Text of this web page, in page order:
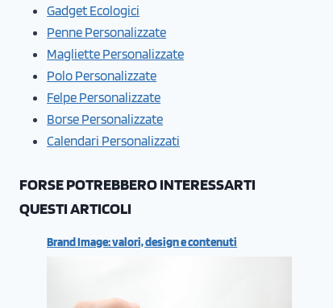
Gadget Ecologici
Penne Personalizzate
Magliette Personalizzate
Polo Personalizzate
Felpe Personalizzate
Borse Personalizzate
Calendari Personalizzati
FORSE POTREBBERO INTERESSARTI
QUESTI ARTICOLI
Brand Image: valori, design e contenuti